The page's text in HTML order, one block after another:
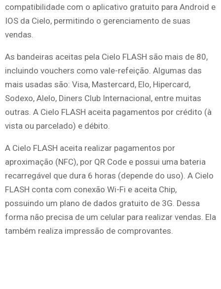
compatibilidade com o aplicativo gratuito para Android e
IOS da Cielo, permitindo o gerenciamento de suas
vendas.
As bandeiras aceitas pela Cielo FLASH são mais de 80,
incluindo vouchers como vale-refeição. Algumas das
mais usadas são: Visa, Mastercard, Elo, Hipercard,
Sodexo, Alelo, Diners Club Internacional, entre muitas
outras. A Cielo FLASH aceita pagamentos por crédito (à
vista ou parcelado) e débito.
A Cielo FLASH aceita realizar pagamentos por
aproximação (NFC), por QR Code e possui uma bateria
recarregável que dura 6 horas (depende do uso). A Cielo
FLASH conta com conexão Wi-Fi e aceita Chip,
possuindo um plano de dados gratuito de 3G. Dessa
forma não precisa de um celular para realizar vendas. Ela
também realiza impressão de comprovantes.